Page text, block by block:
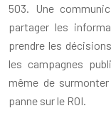
503. Une
partager les
prendre les
les campagnes
même de
panne sur le ROI.